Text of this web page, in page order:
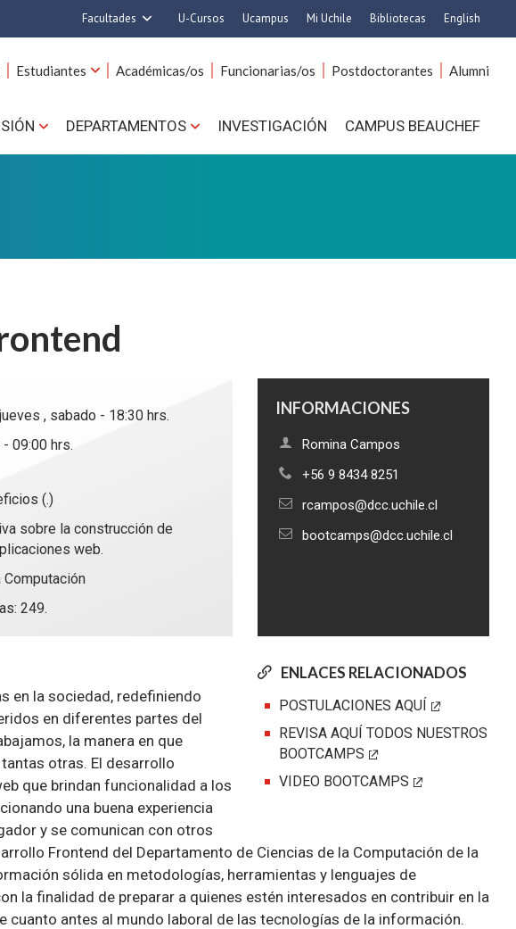
Facultades
Ciencias
Cs. Agronómicas
U-Cursos Ucampus Mi Uchile Bibliotecas English
Estudiantes Académicas/os Funcionarias/os Postdoctorantes Alumni
DEPARTAMENTOS INVESTIGACIÓN CAMPUS BEAUCHEF
INFORMACIONES
Romina Campos
+56 9 8434 8251
rcampos@dcc.uchile.cl
bootcamps@dcc.uchile.cl
, sabado - 18:30 hrs.
09:00 hrs.
(.)
sobre la construcción de
web.
249.
ENLACES RELACIONADOS
POSTULACIONES AQUÍ
REVISA AQUÍ TODOS NUESTROS
BOOTCAMPS
VIDEO BOOTCAMPS
en la sociedad, redefiniendo
en diferentes partes del
la manera en que
otras. El desarrollo
que brindan funcionalidad a los
una buena experiencia
y se comunican con otros
Frontend del Departamento de Ciencias de la Computación de la
sólida en metodologías, herramientas y lenguajes de
la finalidad de preparar a quienes estén interesados en contribuir en la
antes al mundo laboral de las tecnologías de la información.